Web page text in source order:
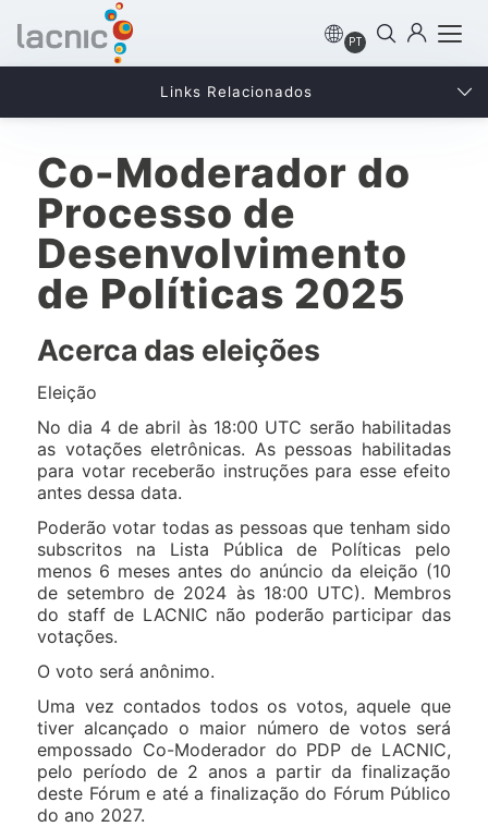
PT
Co-Moderador do
Processo de
Desenvolvimento
de Políticas 2025
Acerca das eleições
Eleição
No dia 4 de abril às 18:00 UTC serão habilitadas
as votações eletrônicas. As pessoas habilitadas
para votar receberão instruções para esse efeito
antes dessa data.
Poderão votar todas as pessoas que tenham sido
subscritos na Lista Pública de Políticas pelo
menos 6 meses antes do anúncio da eleição (10
de setembro de 2024 às 18:00 UTC). Membros
do staff de LACNIC não poderão participar das
votações.
O voto será anônimo.
Uma vez contados todos os votos, aquele que
tiver alcançado o maior número de votos será
empossado Co-Moderador do PDP de LACNIC,
pelo período de 2 anos a partir da finalização
deste Fórum e até a finalização do Fórum Público
do ano 2027.
Links Relacionados